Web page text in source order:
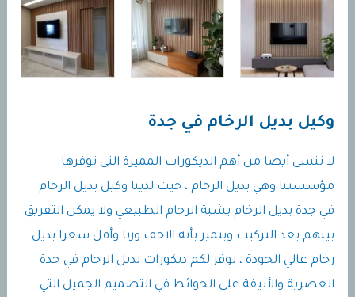
وكيل بديل الرخام في جدة
لا ننسي أيضا من أهم الديكورات المميزة التي توفرها
مؤسستنا وهي بديل الرخام ، حيث لدينا وكيل بديل الرخام
في جدة بديل الرخام يشبة الرخام الطبيعي ولا يمكن التفريق
بينهم بعد التركيب ويتميز بأنه الاخف وزنا وأقل سعرا بديل
رخام عالي الجودة ، نوفر لكم ديكورات بديل الرخام في جدة
العصرية والأنيقة على الحوائط في التصميم الجميل التي